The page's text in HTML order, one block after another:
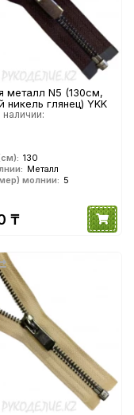
металл N5 (130см,
никель глянец) YKK
наличии:
130
Металл
молнии: 5
₸